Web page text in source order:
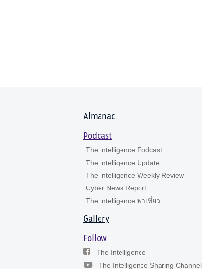
Almanac
Podcast
The Intelligence Podcast
The Intelligence Update
The Intelligence Weekly Review
Cyber News Report
The Intelligence พาเที่ยว
Gallery
Follow
The Intelligence
The Intelligence Sharing Channel